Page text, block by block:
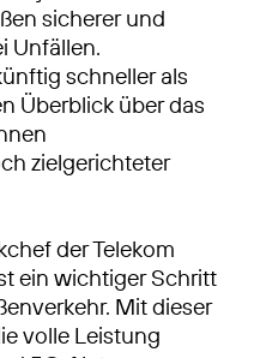
sicherer und
Unfällen.
schneller als
Überblick über das
zielgerichteter
der Telekom
ein wichtiger Schritt
Mit dieser
volle Leistung